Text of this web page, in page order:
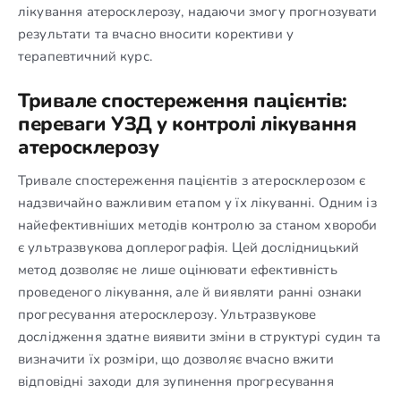
лікування атеросклерозу, надаючи змогу прогнозувати
результати та вчасно вносити корективи у
терапевтичний курс.
Тривале спостереження пацієнтів:
переваги УЗД у контролі лікування
атеросклерозу
Тривале спостереження пацієнтів з атеросклерозом є
надзвичайно важливим етапом у їх лікуванні. Одним із
найефективніших методів контролю за станом хвороби
є ультразвукова доплерографія. Цей дослідницький
метод дозволяє не лише оцінювати ефективність
проведеного лікування, але й виявляти ранні ознаки
прогресування атеросклерозу. Ультразвукове
дослідження здатне виявити зміни в структурі судин та
визначити їх розміри, що дозволяє вчасно вжити
відповідні заходи для зупинення прогресування